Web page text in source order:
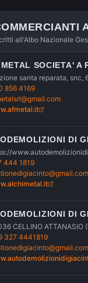
all'Albo Nazionale
SOCIETA' A
santa reparata, snc,
856 4169
DI
444 1819
DI
CELLINO ATTANASIO
327 4441819